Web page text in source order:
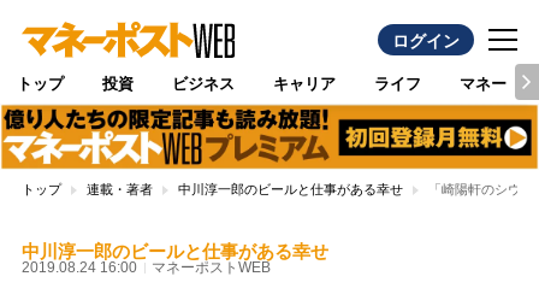
ログイン
トップ 投資 ビジネス キャリア ライフ マネー
トップ 連載・著者 中川淳一郎のビールと仕事がある幸せ 「崎陽軒のシウ
中川淳一郎のビールと仕事がある幸せ
2019.08.24 16:00 マネーポストWEB